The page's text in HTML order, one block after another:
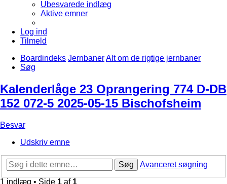
Ubesvarede indlæg
Aktive emner
Log ind
Tilmeld
Boardindeks JernbanerAlt om de rigtige jernbaner
Søg
Kalenderlåge 23 Oprangering 774 D-DB
152 072-5 2025-05-15 Bischofsheim
Besvar
Udskriv emne
Søg
Avanceret søgning
1 indlæg • Side 1 af 1